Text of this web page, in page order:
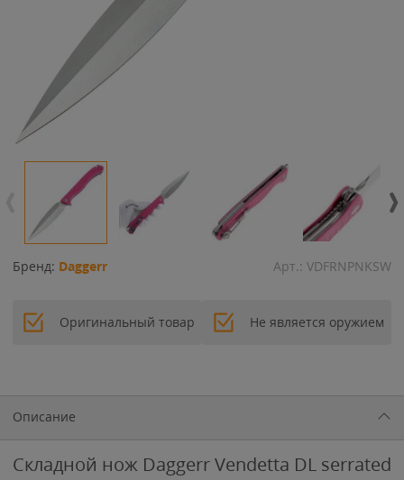
Бренд: Daggerr Арт.: VDFRNPNKSW
Оригинальный товар Не является оружием
Описание
Складной нож Daggerr Vendetta DL serrated